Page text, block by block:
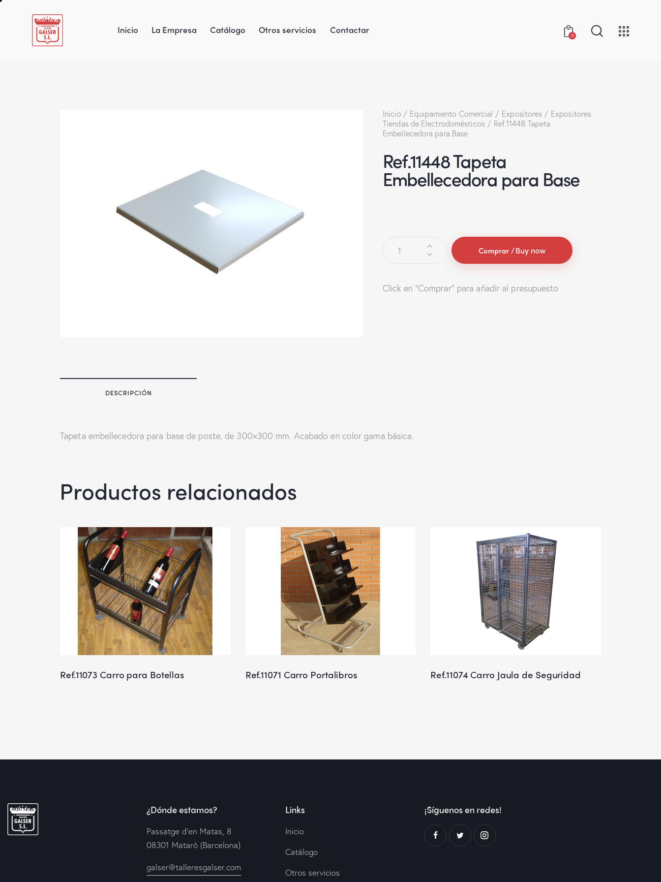
Inicio La Empresa Catálogo Otros servicios Contactar
0
Inicio Equipamiento Comercial Expositores
Expositores
Tiendas de Electrodomésticos
Ref.11448 Tapeta
Embellecedora para Base
Ref.11448 Tapeta
Embellecedora para Base
Buy now
Click en "Comprar" para añadir al presupuesto
DESCRIPCIÓN
Tapeta embellecedora para base de poste, de 300×300 mm. Acabado en color gama básica.
Productos relacionados
Ref.11073 Carro para Botellas Ref.11071 Carro Portalibros Ref.11074 Carro Jaula de Seguridad
¿Dónde estamos?
Passatge d’en Matas, 8
08301 Mataró (Barcelona)
galser@talleresgalser.com
Links
Inicio
Catálogo
Otros servicios
¡Síguenos en redes!